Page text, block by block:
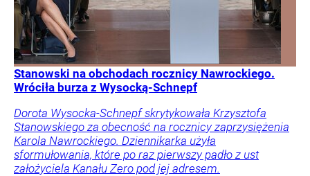
Stanowski na obchodach rocznicy Nawrockiego.
Wróciła burza z Wysocką-Schnepf
Dorota Wysocka-Schnepf skrytykowała Krzysztofa
Stanowskiego za obecność na rocznicy zaprzysiężenia
Karola Nawrockiego. Dziennikarka użyła
sformułowania, które po raz pierwszy padło z ust
założyciela Kanału Zero pod jej adresem.